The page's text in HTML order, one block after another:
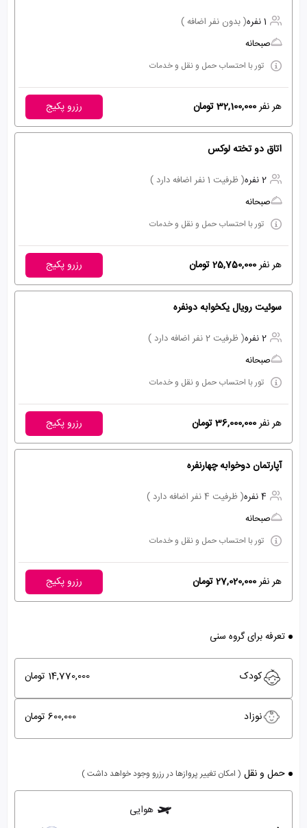
1 نفره
( بدون نفر اضافه )
صبحانه
تور با احتساب حمل و نقل و خدمات
هر نفر32,100,000 تومان رزرو پکیج
اتاق دو تخته لوکس
2 نفره
( ظرفیت 1 نفر اضافه دارد )
صبحانه
تور با احتساب حمل و نقل و خدمات
هر نفر25,750,000 تومان رزرو پکیج
سوئيت رويال یکخوابه دونفره
2 نفره
( ظرفیت 2 نفر اضافه دارد )
صبحانه
تور با احتساب حمل و نقل و خدمات
هر نفر36,000,000 تومان رزرو پکیج
آپارتمان دوخوابه چهارنفره
4 نفره
( ظرفیت 4 نفر اضافه دارد )
صبحانه
تور با احتساب حمل و نقل و خدمات
هر نفر27,020,000 تومان رزرو پکیج
تعرفه برای گروه سنی
کودک 14,770,000 تومان
نوزاد 600,000 تومان
حمل و نقل ( امکان تغییر پروازها در رزرو وجود خواهد داشت )
هوایی